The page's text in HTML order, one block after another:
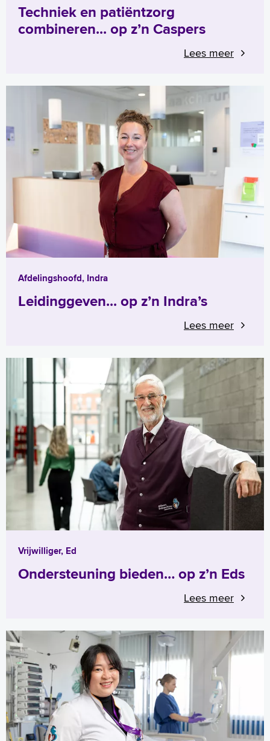
Techniek en patiëntzorg
combineren... op z’n Caspers
Lees meer
Afdelingshoofd, Indra
Leidinggeven... op z’n Indra’s
Lees meer
Vrijwilliger, Ed
Ondersteuning bieden… op z’n Eds
Lees meer